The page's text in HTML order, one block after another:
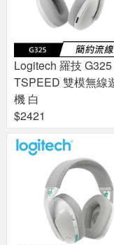
Logitech 羅技
TSPEED 雙模無線
機 白
$2421